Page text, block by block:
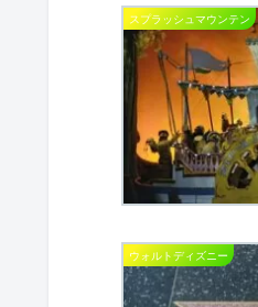
スプラッシュマウンテン
ウォルトディズニー